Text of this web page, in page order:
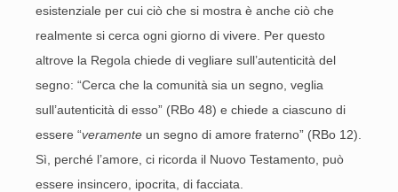
esistenziale per cui ciò che si mostra è anche ciò che
realmente si cerca ogni giorno di vivere. Per questo
altrove la Regola chiede di vegliare sull’autenticità del
segno: “Cerca che la comunità sia un segno, veglia
sull’autenticità di esso” (RBo 48) e chiede a ciascuno di
essere “veramente un segno di amore fraterno” (RBo 12).
Sì, perché l’amore, ci ricorda il Nuovo Testamento, può
essere insincero, ipocrita, di facciata.